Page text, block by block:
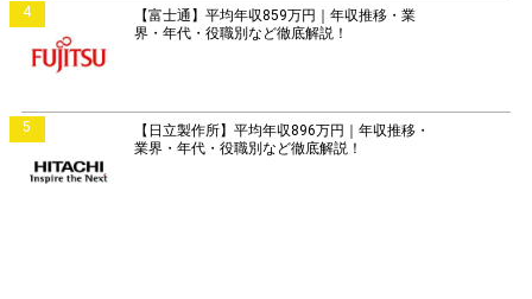
4
【富士通】平均年収859万円｜年収推移・業
界・年代・役職別など徹底解説！
5
【日立製作所】平均年収896万円｜年収推移・
業界・年代・役職別など徹底解説！